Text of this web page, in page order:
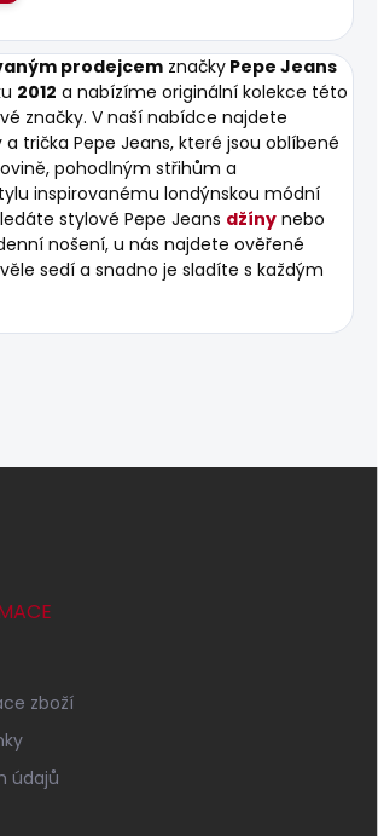
prodejcem značky Pepe Jeans
2012 a nabízíme originální kolekce této
značky. V naší nabídce najdete
trička Pepe Jeans, které jsou oblíbené
pohodlným střihům a
inspirovanému londýnskou módní
stylové Pepe Jeans džíny nebo
nošení, u nás najdete ověřené
sedí a snadno je sladíte s každým
zboží
údajů